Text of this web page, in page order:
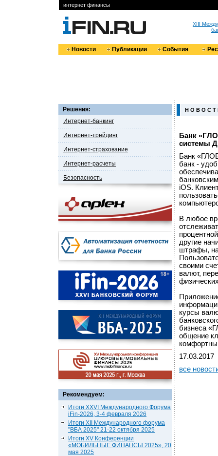
интернет финансы
XIII
Новости Публикации События
Решения:
Интернет-банкинг
Интернет-трейдинг
Интернет-страхование
Интернет-расчеты
Безопасность
Рекомендуем:
Итоги XXVI Международного Форума
iFin-2026, 3-4 февраля 2026
Итоги XII Международного форума
"ВБА 2025" 21-22 октября 2025
Итоги XV Конференции
«МОБИЛЬНЫЕ ФИНАНСЫ 2025», 20
мая 2025
Н О В О С Т
Банк
системы
Банк
банк -
iOS.
В любое
другие
штрафы,
своими
валют,
курсы
бизнеса
общение
17.03.2017
все